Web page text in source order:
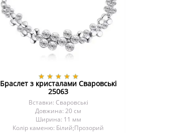
Браслет з кристалами Сваровські
25063
Вставки: Сваровські
Довжина: 20 см
Ширина: 11 мм
Колір каменю: Білий;Прозорий